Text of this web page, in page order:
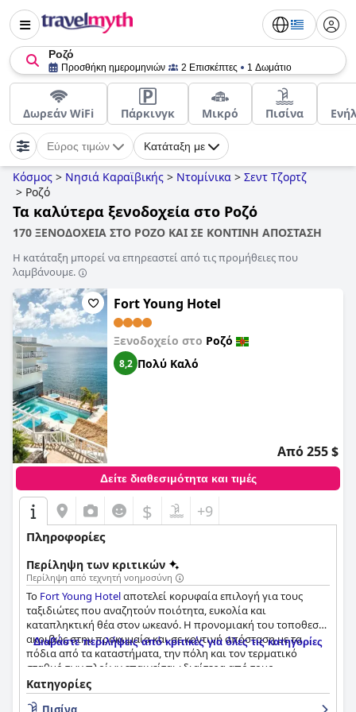
Ροζό
Προσθήκη ημερομηνιών 2 Επισκέπτες 1 Δωμάτιο
Δωρεάν WiFi Πάρκινγκ Μικρό Πισίνα
Εύρος τιμών Κατάταξη με
Κόσμος > Νησιά Καραϊβικής > Ντομίνικα > Σεντ Τζορτζ
> Ροζό
Τα καλύτερα ξενοδοχεία στο Ροζό
170 ΞΕΝΟΔΟΧΕΙΑ ΣΤΟ ΡΟΖΟ ΚΑΙ ΣΕ ΚΟΝΤΙΝΗ ΑΠΟΣΤΑΣΗ
Η κατάταξη μπορεί να επηρεαστεί από τις προμήθειες που
λαμβάνουμε.
Fort Young Hotel
Ξενοδοχείο στο Ροζό
8,2 Πολύ Καλό
Από 255 $
Δείτε διαθεσιμότητα και τιμές
$ +9
Πληροφορίες
Περίληψη των κριτικών
Περίληψη από τεχνητή νοημοσύνη
Το Fort Young Hotelαποτελεί κορυφαία επιλογή για τους
ταξιδιώτες που αναζητούν ποιότητα, ευκολία και
καταπληκτική θέα στον ωκεανό. Η προνομιακή του τοποθεσία
ακριβώς στην προκυμαία και σε κοντινή απόσταση με τα
πόδια από τα καταστήματα, την πόλη και τον τερματικό
σταθμό των πλοίων επαινείται ιδιαίτερα από τους
επισκέπτες. Τα ευρύχωρα και μοντέρνα δωμάτια προσφέρουν
εκπληκτική θέα στη θάλασσα και είναι άρτια εξοπλισμένα με
Διαβάστε περιλήψεις από κριτικές για όλες τις κατηγορίες
Κατηγορίες